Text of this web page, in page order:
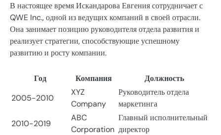
В настоящее время Искандарова Евгения сотрудничает с
QWE Inc., одной из ведущих компаний в своей отрасли.
Она занимает позицию руководителя отдела развития и
реализует стратегии, способствующие успешному
развитию и росту компании.
Год Компания
Должность
2005-2010
XYZ
Company
Руководитель отдела
маркетинга
2010-2019
ABC
Corporation
Главный исполнительный
директор